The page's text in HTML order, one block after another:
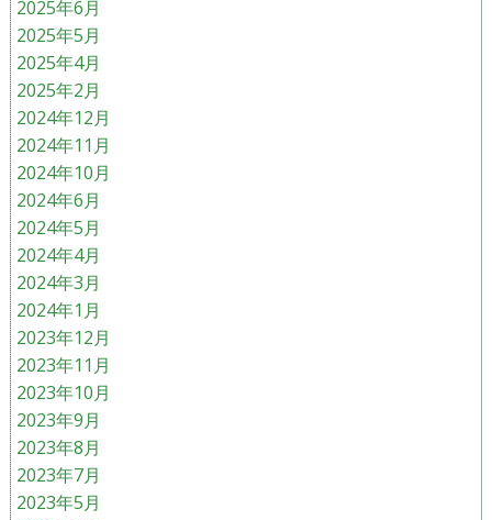
2025年6月
2025年5月
2025年4月
2025年2月
2024年12月
2024年11月
2024年10月
2024年6月
2024年5月
2024年4月
2024年3月
2024年1月
2023年12月
2023年11月
2023年10月
2023年9月
2023年8月
2023年7月
2023年5月